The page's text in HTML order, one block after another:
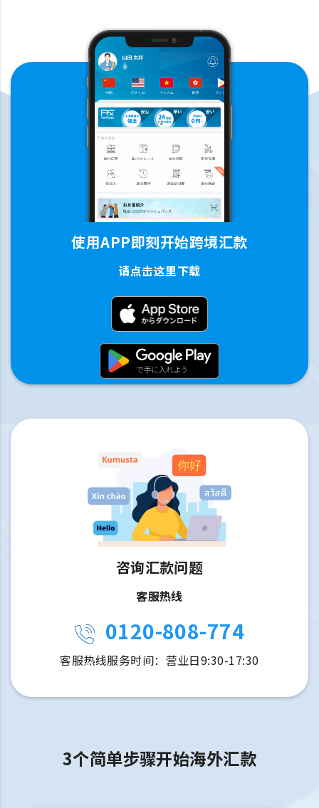
使用APP即刻开始跨境汇款
请点击这里下载
咨询汇款问题
客服热线
0120-808-774
客服热线服务时间：营业日9:30-17:30
3个简单步骤开始海外汇款